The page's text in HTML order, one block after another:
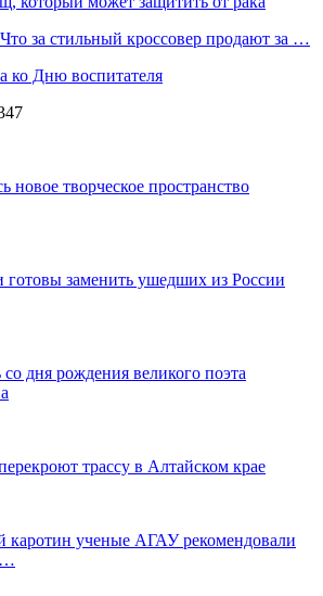
за стильный кроссовер продают за …
ко Дню воспитателя
новое творческое пространство
готовы заменить ушедших из России
дня рождения великого поэта
трассу в Алтайском крае
каротин ученые АГАУ рекомендовали